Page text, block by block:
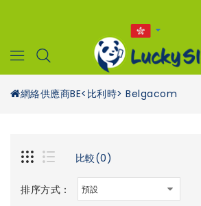
網絡供應商BE<比利時> Belgacom
比較(0)
排序方式：